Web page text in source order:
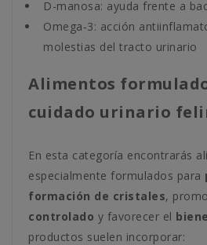
D-manosa: ayuda frente a
Omega‑3: acción
molestias del tracto urinario
Alimentos
cuidado urinario
En esta categoría encontrarás
especialmente formulados para
formación de cristales,
controlado y favorecer el
productos suelen incorporar: